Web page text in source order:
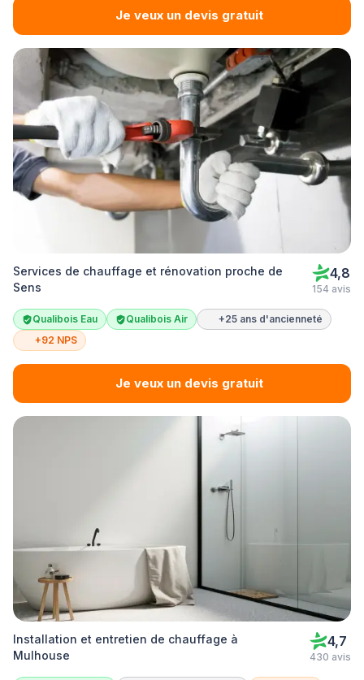
Je veux un devis gratuit
Services de chauffage et rénovation proche de
Sens
4,8
154 avis
Qualibois Eau Qualibois Air
+25 ans d'ancienneté
+92 NPS
Je veux un devis gratuit
Installation et entretien de chauffage à
Mulhouse
4,7
430 avis